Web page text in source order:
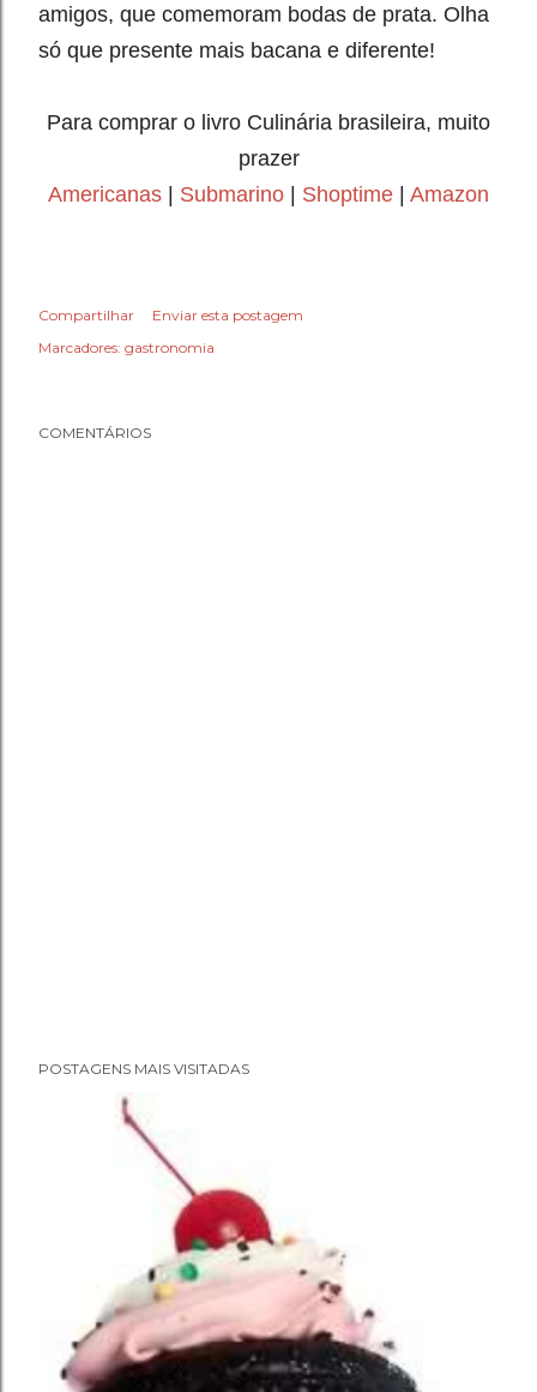
amigos, que comemoram bodas de prata. Olha
só que presente mais bacana e diferente!
Para comprar o livro Culinária brasileira, muito
prazer
Americanas | Submarino | Shoptime | Amazon
Compartilhar
Enviar esta postagem
Marcadores: gastronomia
COMENTÁRIOS
POSTAGENS MAIS VISITADAS